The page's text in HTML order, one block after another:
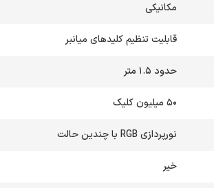
مکانیکی
قابلیت تنظیم کلیدهای میانبر
حدود 1.5 متر
50 میلیون کلیک
نورپردازی RGB با چندین حالت
خیر